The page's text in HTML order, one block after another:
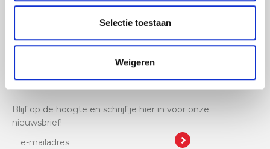
Selectie toestaan
Weigeren
Blijf op de hoogte en schrijf je hier in voor onze
nieuwsbrief!
Afhaling van je bestellingen mogelijk in de lockers van